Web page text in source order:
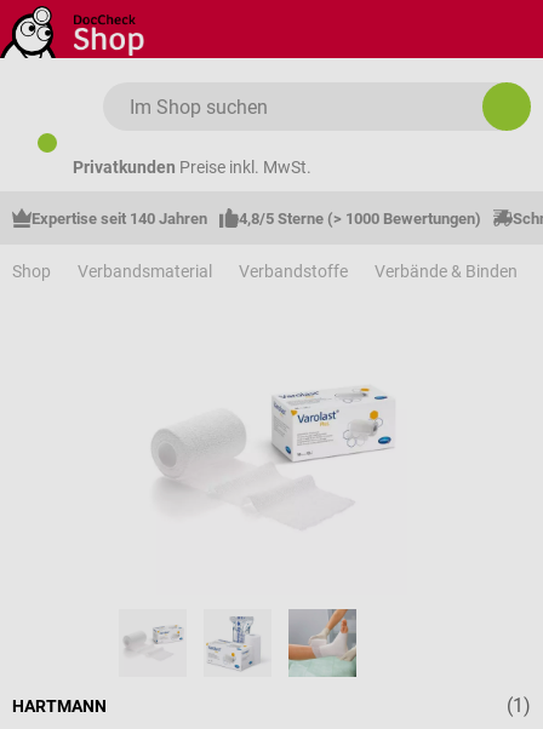
Zum Hauptinhalt springen
Privatkunden Preise inkl. MwSt.
Expertise seit 140 Jahren 4,8/5 Sterne (> 1000 Bewertungen)
Shop Verbandsmaterial Verbandstoffe Verbände & Binden
(1)
HARTMANN